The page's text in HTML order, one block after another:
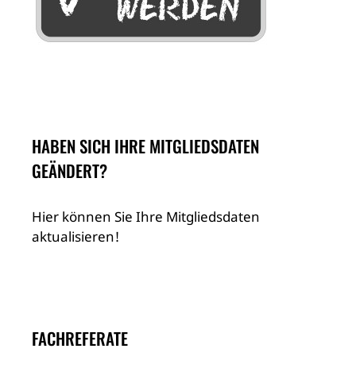
HABEN SICH IHRE MITGLIEDSDATEN
GEÄNDERT?
Hier können Sie Ihre Mitgliedsdaten
aktualisieren!
FACHREFERATE